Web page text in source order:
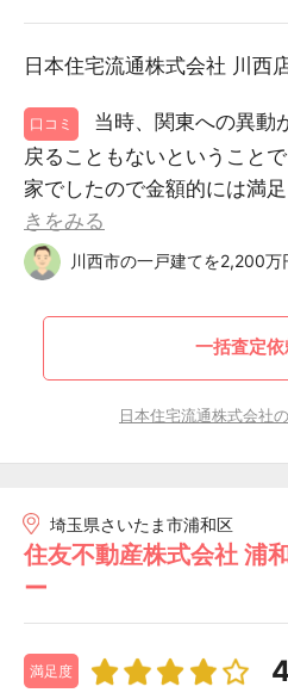
日本住宅流通株式会社 川西
口コミ
当時、関東への異動
戻ることもないということ
家でしたので金額的には満
きをみる
川西市の一戸建てを2,200
一括査定
日本住宅流通株式会社
埼玉県さいたま市浦和区
住友不動産株式会社 浦
ー
満足度